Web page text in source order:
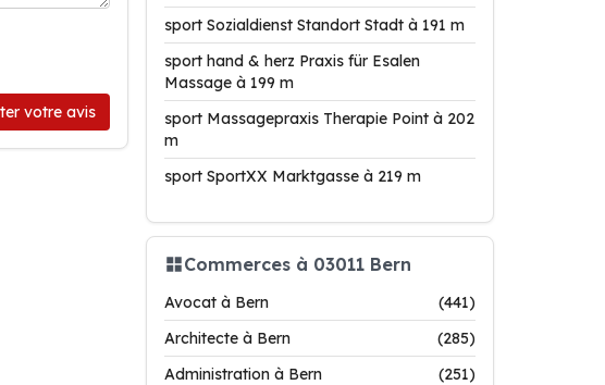
votre avis
sport Sozialdienst Standort Stadt à 191 m
sport hand & herz Praxis für Esalen
Massage à 199 m
sport Massagepraxis Therapie Point à 202
m
sport SportXX Marktgasse à 219 m
Commerces à 03011 Bern
Avocat à Bern
(441)
Architecte à Bern
(285)
Administration à Bern
(251)